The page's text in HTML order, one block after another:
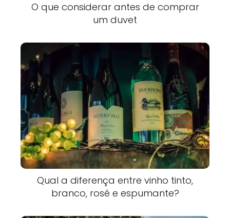
O que considerar antes de comprar
um duvet
Qual a diferença entre vinho tinto,
branco, rosé e espumante?